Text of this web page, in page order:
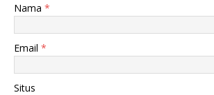
Nama *
Email *
Situs